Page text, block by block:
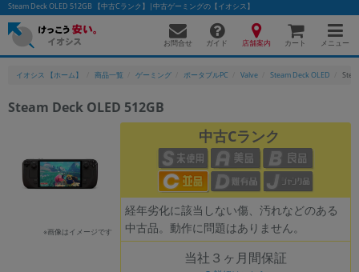
Steam Deck OLED 512GB 【中古Cランク】|中古ゲーミングの【イオシス】
お問合せ ガイド 店舗案内 カート メニュー
イオシス 【ホーム】 商品一覧 ゲーミング ポータブルPC Valve Steam Deck OLED
Steam Deck OLED 512GB
※画像はイメージです
中古Cランク
経年劣化に該当しない傷、汚れなどのある
中古品。動作に問題はありません。
当社３ヶ月間保証